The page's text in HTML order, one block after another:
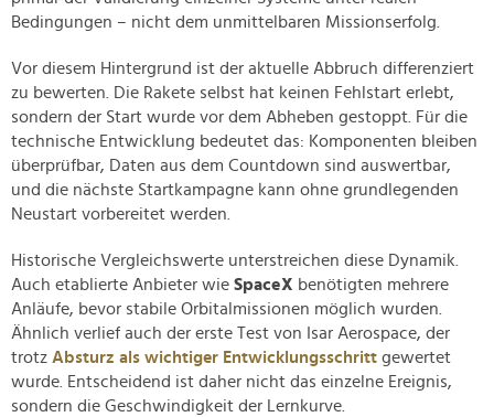
Bedingungen – nicht dem unmittelbaren Missionserfolg.
Vor diesem Hintergrund ist der aktuelle Abbruch differenziert
zu bewerten. Die Rakete selbst hat keinen Fehlstart erlebt,
sondern der Start wurde vor dem Abheben gestoppt. Für die
technische Entwicklung bedeutet das: Komponenten bleiben
überprüfbar, Daten aus dem Countdown sind auswertbar,
und die nächste Startkampagne kann ohne grundlegenden
Neustart vorbereitet werden.
Historische Vergleichswerte unterstreichen diese Dynamik.
Auch etablierte Anbieter wie SpaceX benötigten mehrere
Anläufe, bevor stabile Orbitalmissionen möglich wurden.
Ähnlich verlief auch der erste Test von Isar Aerospace, der
trotz Absturz als wichtiger Entwicklungsschritt gewertet
wurde. Entscheidend ist daher nicht das einzelne Ereignis,
sondern die Geschwindigkeit der Lernkurve.